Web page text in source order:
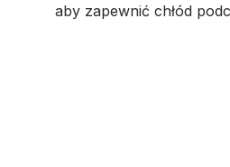
aby zapewnić chłód